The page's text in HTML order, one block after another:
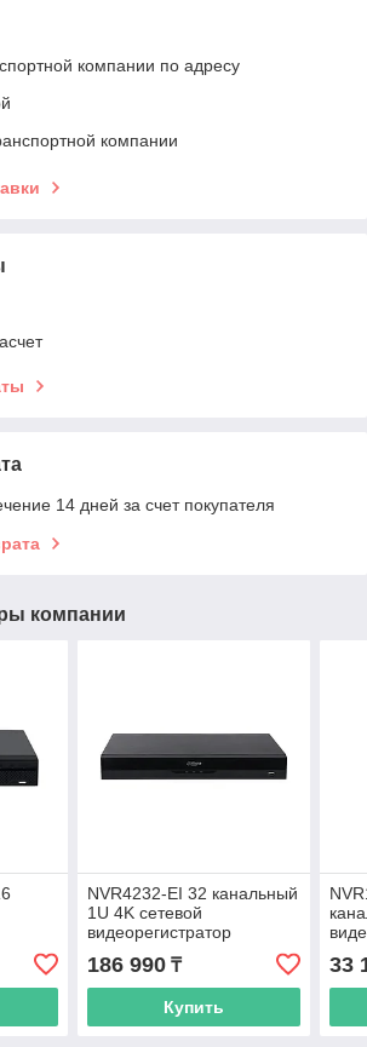
компании по адресу
компании
14 дней за счет покупателя
компании
NVR4232-EI 32 канальный
1U 4K сетевой
видеорегистратор
186 990₸
Купить
33